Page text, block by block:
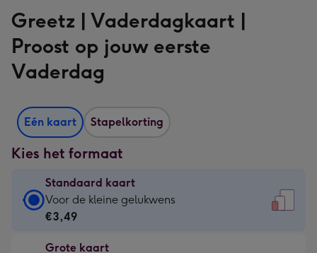
Greetz | Vaderdagkaart |
Proost op jouw eerste
Vaderdag
Eén kaart Stapelkorting
Kies het formaat
Standaard kaart
Standaard
kaart
€3,49
Voor de kleine gelukwens
€3,49
Grote kaart